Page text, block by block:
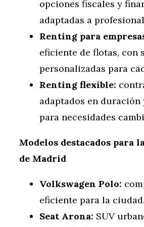
opciones fiscales y
adaptadas a
Renting para
eficiente de flotas, con
personalizadas para
Renting flexible:
adaptados en
para necesidades
Modelos destacados para
de Madrid
Volkswagen Polo:
eficiente para la ciudad.
Seat Arona: SUV